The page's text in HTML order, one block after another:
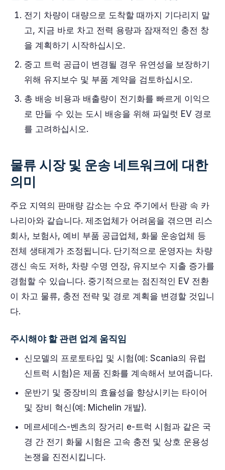
전기 차량이 대량으로 도착할 때까지 기다리지 말
고, 지금 바로 차고 전력 용량과 잠재적인 충전 창
을 계획하기 시작하십시오.
중고 트럭 공급이 변경될 경우 유연성을 보장하기
위해 유지보수 및 부품 계약을 검토하십시오.
총 배송 비용과 배출량이 전기화를 빠르게 이익으
로 만들 수 있는 도시 배송을 위해 파일럿 EV 경로
를 고려하십시오.
물류 시장 및 운송 네트워크에 대한
의미
주요 지역의 판매량 감소는 수요 주기에서 탄광 속 카
나리아와 같습니다. 제조업체가 어려움을 겪으면 리스
회사, 보험사, 예비 부품 공급업체, 화물 운송업체 등
전체 생태계가 조정됩니다. 단기적으로 운영자는 차량
갱신 속도 저하, 차량 수명 연장, 유지보수 지출 증가를
경험할 수 있습니다. 중기적으로는 점진적인 EV 전환
이 차고 물류, 충전 전략 및 경로 계획을 변경할 것입니
다.
주시해야 할 관련 업계 움직임
신모델의 프로토타입 및 시험(예: Scania의 유럽
신트럭 시험)은 제품 진화를 계속해서 보여줍니다.
운반기 및 중장비의 효율성을 향상시키는 타이어
및 장비 혁신(예: Michelin 개발).
메르세데스-벤츠의 장거리 e-트럭 시험과 같은 국
경 간 전기 화물 시험은 고속 충전 및 상호 운용성
논쟁을 진전시킵니다.